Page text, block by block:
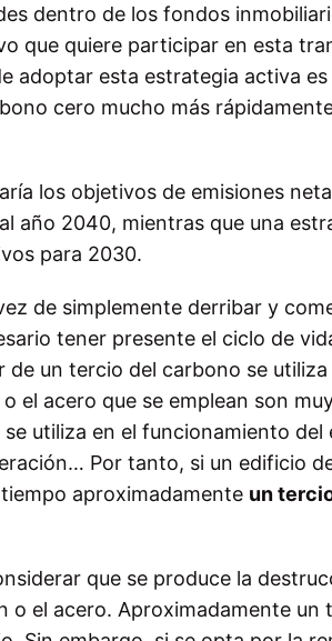
dentro de los fondos
que quiere participar en esta
adoptar esta estrategia activa
cero mucho más
los objetivos de emisiones
año 2040, mientras que una
para 2030.
de simplemente derribar y
tener presente el ciclo de
un tercio del carbono se
el acero que se emplean son
utiliza en el funcionamiento del
Por tanto, si un edificio
aproximadamente un
que se produce la
el acero. Aproximadamente un